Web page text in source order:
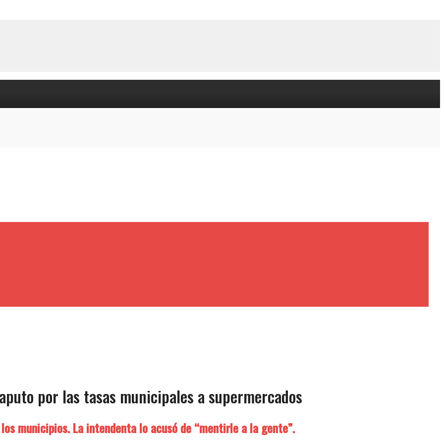
por las tasas municipales a supermercados
municipios. La intendenta lo acusó de “mentirle a la gente”.